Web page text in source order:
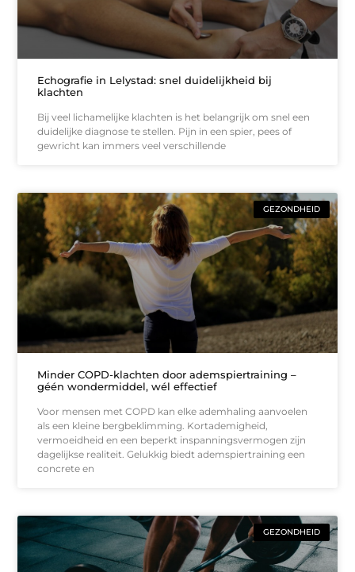
Echografie in Lelystad: snel duidelijkheid bij
klachten
Bij veel lichamelijke klachten is het belangrijk om snel een
duidelijke diagnose te stellen. Pijn in een spier, pees of
gewricht kan immers veel verschillende
GEZONDHEID
Minder COPD-klachten door ademspiertraining –
géén wondermiddel, wél effectief
Voor mensen met COPD kan elke ademhaling aanvoelen
als een kleine bergbeklimming. Kortademigheid,
vermoeidheid en een beperkt inspanningsvermogen zijn
dagelijkse realiteit. Gelukkig biedt ademspiertraining een
concrete en
GEZONDHEID